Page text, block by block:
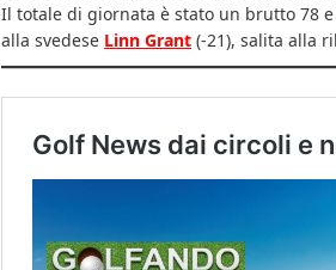
Il totale di giornata è stato un brutto 78
alla svedese Linn Grant (-21), salita alla